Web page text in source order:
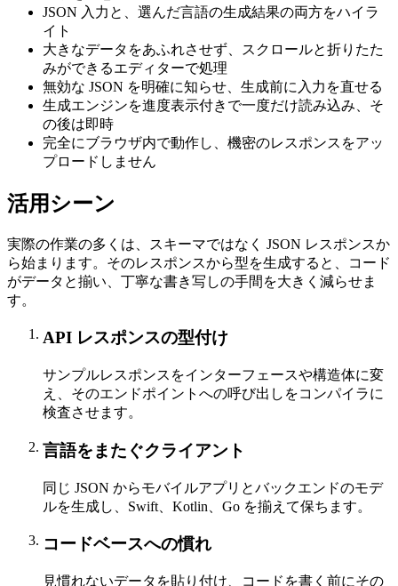
JSON 入力と、選んだ言語の生成結果の両方をハイラ
イト
大きなデータをあふれさせず、スクロールと折りたた
みができるエディターで処理
無効な JSON を明確に知らせ、生成前に入力を直せる
生成エンジンを進度表示付きで一度だけ読み込み、そ
の後は即時
完全にブラウザ内で動作し、機密のレスポンスをアッ
プロードしません
活用シーン
実際の作業の多くは、スキーマではなく JSON レスポンスか
ら始まります。そのレスポンスから型を生成すると、コード
がデータと揃い、丁寧な書き写しの手間を大きく減らせま
す。
API レスポンスの型付け
サンプルレスポンスをインターフェースや構造体に変
え、そのエンドポイントへの呼び出しをコンパイラに
検査させます。
言語をまたぐクライアント
同じ JSON からモバイルアプリとバックエンドのモデ
ルを生成し、Swift、Kotlin、Go を揃えて保ちます。
コードベースへの慣れ
見慣れないデータを貼り付け、コードを書く前にその